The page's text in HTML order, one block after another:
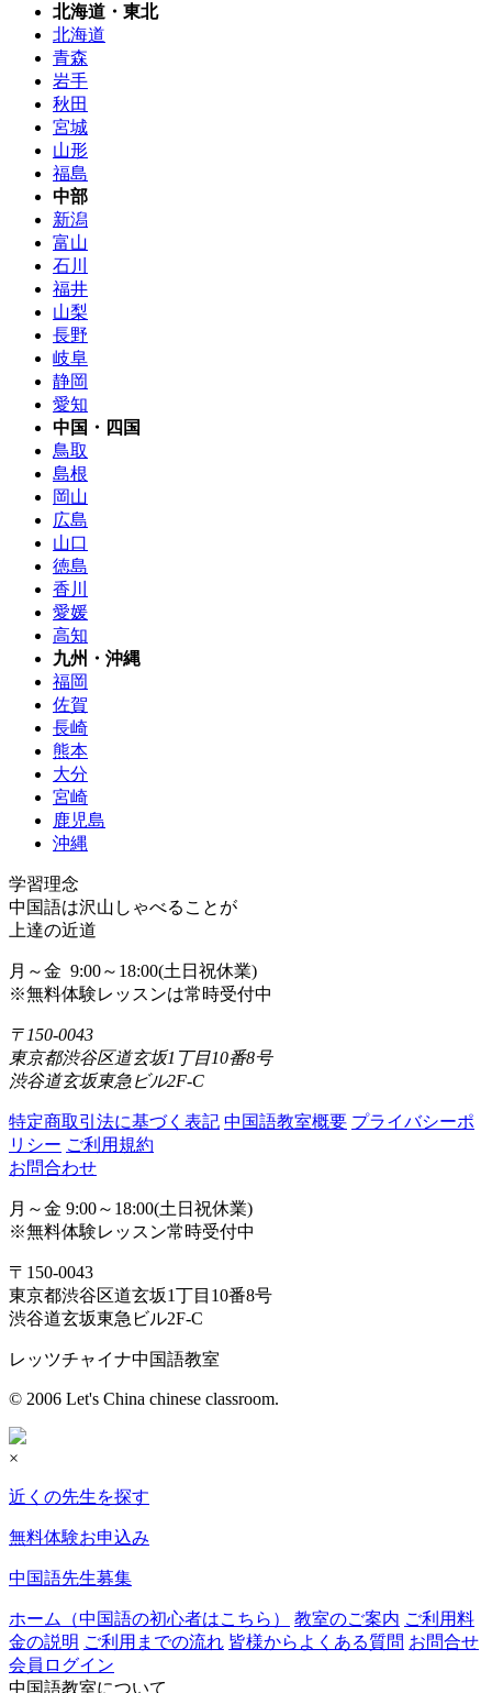
北海道・東北
北海道
青森
岩手
秋田
宮城
山形
福島
中部
新潟
富山
石川
福井
山梨
長野
岐阜
静岡
愛知
中国・四国
鳥取
島根
岡山
広島
山口
徳島
香川
愛媛
高知
九州・沖縄
福岡
佐賀
長崎
熊本
大分
宮崎
鹿児島
沖縄
学習理念
中国語は沢山しゃべることが
上達の近道
月～金 9:00～18:00(土日祝休業)
※無料体験レッスンは常時受付中
〒150-0043
東京都渋谷区道玄坂1丁目10番8号
渋谷道玄坂東急ビル2F-C
特定商取引法に基づく表記 中国語教室概要 プライバシーポ
リシー ご利用規約
お問合わせ
月～金 9:00～18:00(土日祝休業)
※無料体験レッスン常時受付中
〒150-0043
東京都渋谷区道玄坂1丁目10番8号
渋谷道玄坂東急ビル2F-C
レッツチャイナ中国語教室
© 2006 Let's China chinese classroom.
×
近くの先生を探す
無料体験お申込み
中国語先生募集
ホーム（中国語の初心者はこちら） 教室のご案内 ご利用料
金の説明 ご利用までの流れ 皆様からよくある質問 お問合せ
会員ログイン
中国語教室について